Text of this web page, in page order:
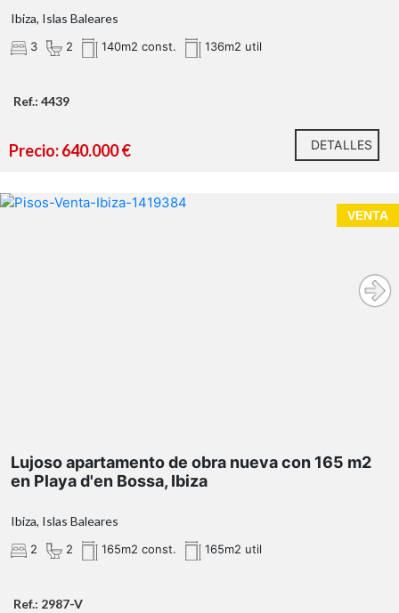
Contáctanos hoy para organizar tu visita y no dejar
Ibiza, Islas Baleares
3 2 140m2 const. 136m2 util
Ref.: 4439
Precio: 640.000 € DETALLES
VENTA
Lujoso apartamento de obra nueva con 165 m2
en Playa d'en Bossa, Ibiza
Ibiza, Islas Baleares
2 2 165m2 const. 165m2 util
Ref.: 2987-V